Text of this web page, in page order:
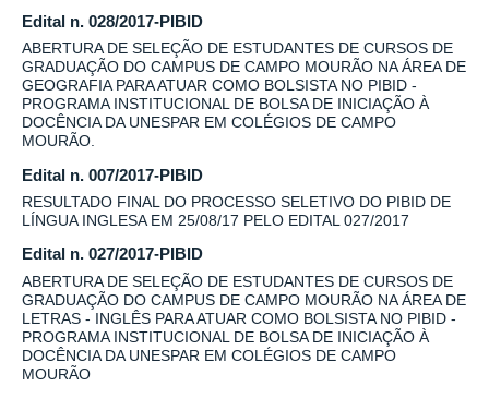
Edital n. 028/2017-PIBID
ABERTURA DE SELEÇÃO DE ESTUDANTES DE CURSOS DE
GRADUAÇÃO DO CAMPUS DE CAMPO MOURÃO NA ÁREA DE
GEOGRAFIA PARA ATUAR COMO BOLSISTA NO PIBID -
PROGRAMA INSTITUCIONAL DE BOLSA DE INICIAÇÃO À
DOCÊNCIA DA UNESPAR EM COLÉGIOS DE CAMPO
MOURÃO.
Edital n. 007/2017-PIBID
RESULTADO FINAL DO PROCESSO SELETIVO DO PIBID DE
LÍNGUA INGLESA EM 25/08/17 PELO EDITAL 027/2017
Edital n. 027/2017-PIBID
ABERTURA DE SELEÇÃO DE ESTUDANTES DE CURSOS DE
GRADUAÇÃO DO CAMPUS DE CAMPO MOURÃO NA ÁREA DE
LETRAS - INGLÊS PARA ATUAR COMO BOLSISTA NO PIBID -
PROGRAMA INSTITUCIONAL DE BOLSA DE INICIAÇÃO À
DOCÊNCIA DA UNESPAR EM COLÉGIOS DE CAMPO
MOURÃO